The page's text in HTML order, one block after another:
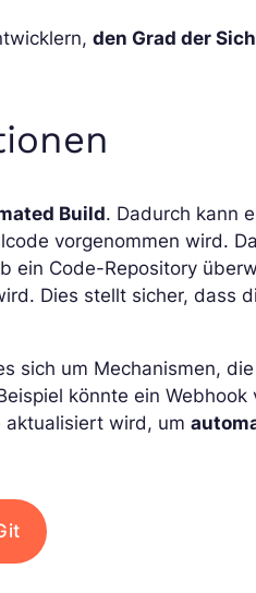
den Grad der
Build. Dadurch kann
vorgenommen wird.
ein Code-Repository
Dies stellt sicher, dass
sich um Mechanismen,
könnte ein Webhook
aktualisiert wird, um